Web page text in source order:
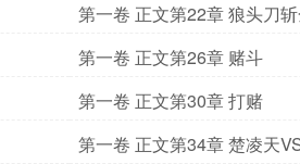
第一卷 正文第22章 狼头刀
第一卷 正文第26章 赌斗
第一卷 正文第30章 打赌
第一卷 正文第34章 楚凌天